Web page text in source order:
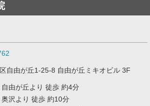
自由が丘1-25-8 自由が丘ミキオビル 3F
由が丘より 徒歩 約4分
沢より 徒歩 約10分